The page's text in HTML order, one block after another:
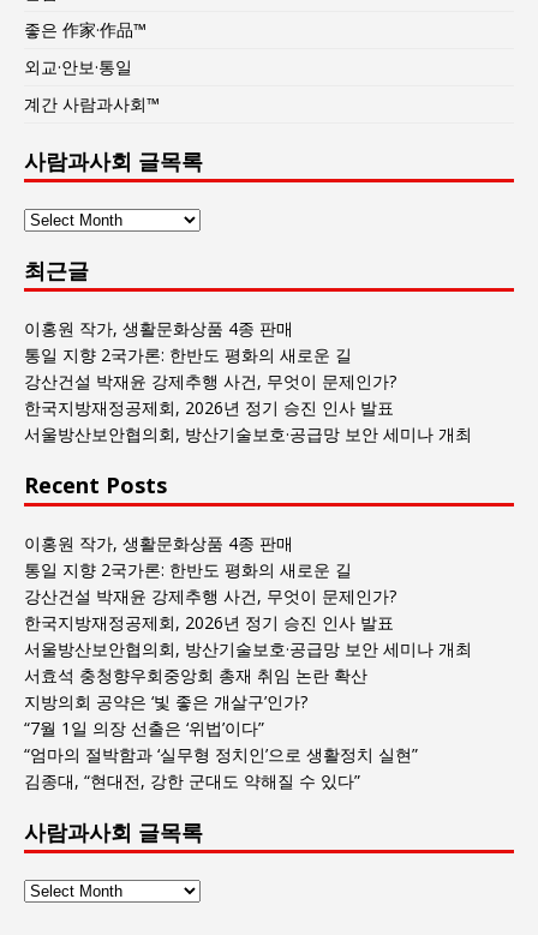
좋은 作家·作品™
외교·안보·통일
계간 사람과사회™
사람과사회 글목록
사
과
사
회
글
목
록
최근글
이홍원 작가, 생활문화상품 4종 판매
통일 지향 2국가론: 한반도 평화의 새로운 길
강산건설 박재윤 강제추행 사건, 무엇이 문제인가?
한국지방재정공제회, 2026년 정기 승진 인사 발표
서울방산보안협의회, 방산기술보호·공급망 보안 세미나 개최
Recent Posts
이홍원 작가, 생활문화상품 4종 판매
통일 지향 2국가론: 한반도 평화의 새로운 길
강산건설 박재윤 강제추행 사건, 무엇이 문제인가?
한국지방재정공제회, 2026년 정기 승진 인사 발표
서울방산보안협의회, 방산기술보호·공급망 보안 세미나 개최
서효석 충청향우회중앙회 총재 취임 논란 확산
지방의회 공약은 ‘빛 좋은 개살구’인가?
“7월 1일 의장 선출은 ‘위법’이다”
“엄마의 절박함과 ‘실무형 정치인’으로 생활정치 실현”
김종대, “현대전, 강한 군대도 약해질 수 있다”
사람과사회 글목록
사